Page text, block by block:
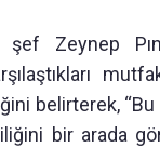
şef Zeynep
belirterek,
bir arada